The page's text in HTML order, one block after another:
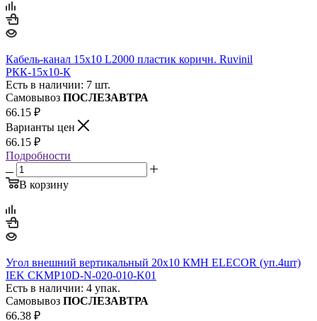
Кабель-канал 15х10 L2000 пластик коричн. Ruvinil
РКК-15х10-К
Есть в наличии: 7 шт.
Самовывоз ПОСЛЕЗАВТРА
66.15 ₽
Варианты цен
66.15 ₽
Подробности
В корзину
Угол внешний вертикальный 20х10 КМН ELECOR (уп.4шт)
IEK CKMP10D-N-020-010-K01
Есть в наличии: 4 упак.
Самовывоз ПОСЛЕЗАВТРА
66.38 ₽